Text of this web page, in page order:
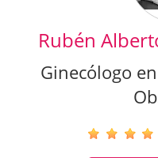
Rubén
Ginecólogo